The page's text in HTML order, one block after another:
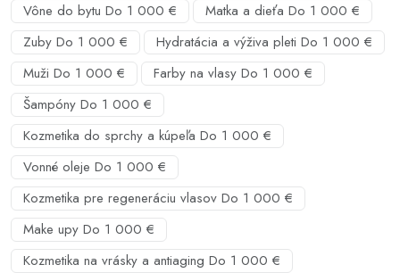
Vône do bytu Do 1 000 €
Matka a dieťa Do 1 000 €
Zuby Do 1 000 €
Hydratácia a výživa pleti Do 1 000 €
Muži Do 1 000 €
Farby na vlasy Do 1 000 €
Šampóny Do 1 000 €
Kozmetika do sprchy a kúpeľa Do 1 000 €
Vonné oleje Do 1 000 €
Kozmetika pre regeneráciu vlasov Do 1 000 €
Make upy Do 1 000 €
Kozmetika na vrásky a antiaging Do 1 000 €